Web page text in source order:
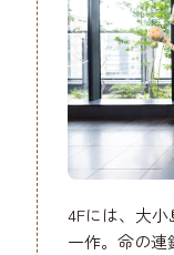
4Fには、大
一作。命の